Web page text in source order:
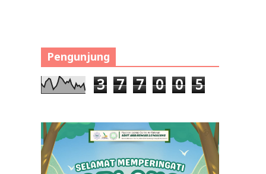
Pengunjung
3 7 7 0 0 5